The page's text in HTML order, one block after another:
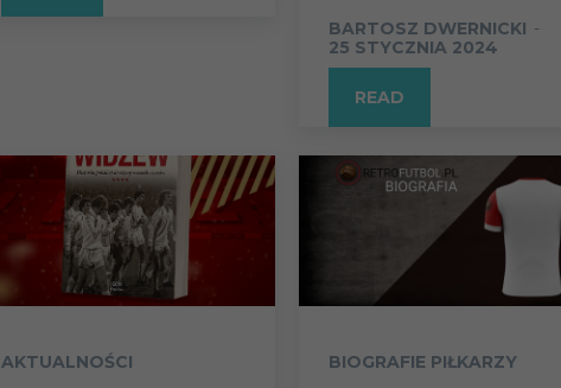
BARTOSZ DWERNICKI -
25 STYCZNIA 2024
READ
AKTUALNOŚCI BIOGRAFIE PIŁKARZY